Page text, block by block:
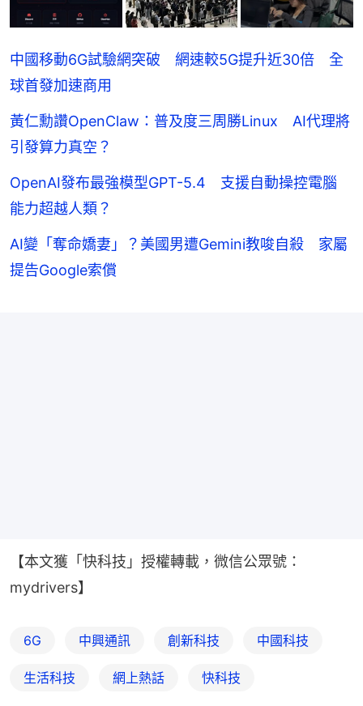
中國移動6G試驗網突破 網速較5G提升近30倍 全
球首發加速商用
黃仁勳讚OpenClaw：普及度三周勝Linux AI代理將
引發算力真空？
OpenAI發布最強模型GPT-5.4 支援自動操控電腦
能力超越人類？
AI變「奪命嬌妻」？美國男遭Gemini教唆自殺 家屬
提告Google索償
【本文獲「快科技」授權轉載，微信公眾號：
mydrivers】
6G 中興通訊 創新科技 中國科技
生活科技 網上熱話 快科技